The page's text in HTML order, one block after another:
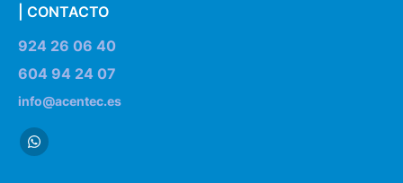
| CONTACTO
924 26 06 40
604 94 24 07
info@acentec.es